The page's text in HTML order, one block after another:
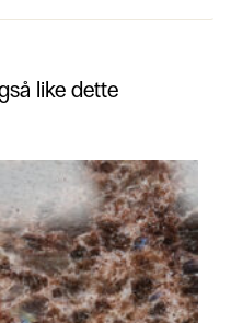
like dette